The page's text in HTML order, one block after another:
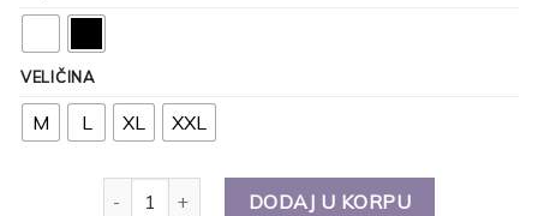
VELIČINA
M L XL XXL
DODAJ U KORPU